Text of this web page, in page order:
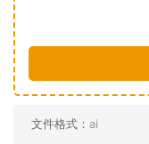
文件格式： ai